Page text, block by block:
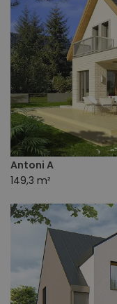
Antoni A
149,3 m²